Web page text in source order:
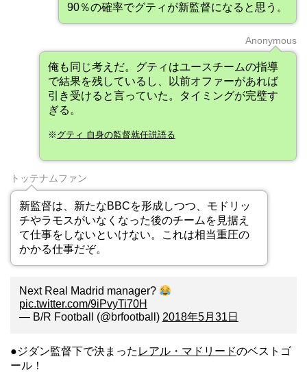
90％の確率でグティが新監督になると思う。
Anonymous
俺も同じ考えだ。グティはユースチームの指導
で結果を残しているし、以前オファーがあれば
引き受けると言っていた。タイミングが完璧す
ぎる。
※ グティ 自身の監督就任説語る
トッテナムファン
新監督は、新たなBBCを形成しつつ、モドリッ
チやラモスがいなくなった後のチームを見据え
て仕事をしないといけない。これは相当重圧の
かかる仕事だぞ。
Next Real Madrid manager?
pic.twitter.com/9iPvyTi70H
— B/R Football (@brfootball) 2018年5月31日
●ジダン監督下で決まった レアル・マドリードのベストゴ
ール！